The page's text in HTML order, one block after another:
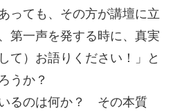
っても、その方が講壇に立
第一声を発する時に、真実
て）お語りください！」と
うか？
るのは何か？ その本質